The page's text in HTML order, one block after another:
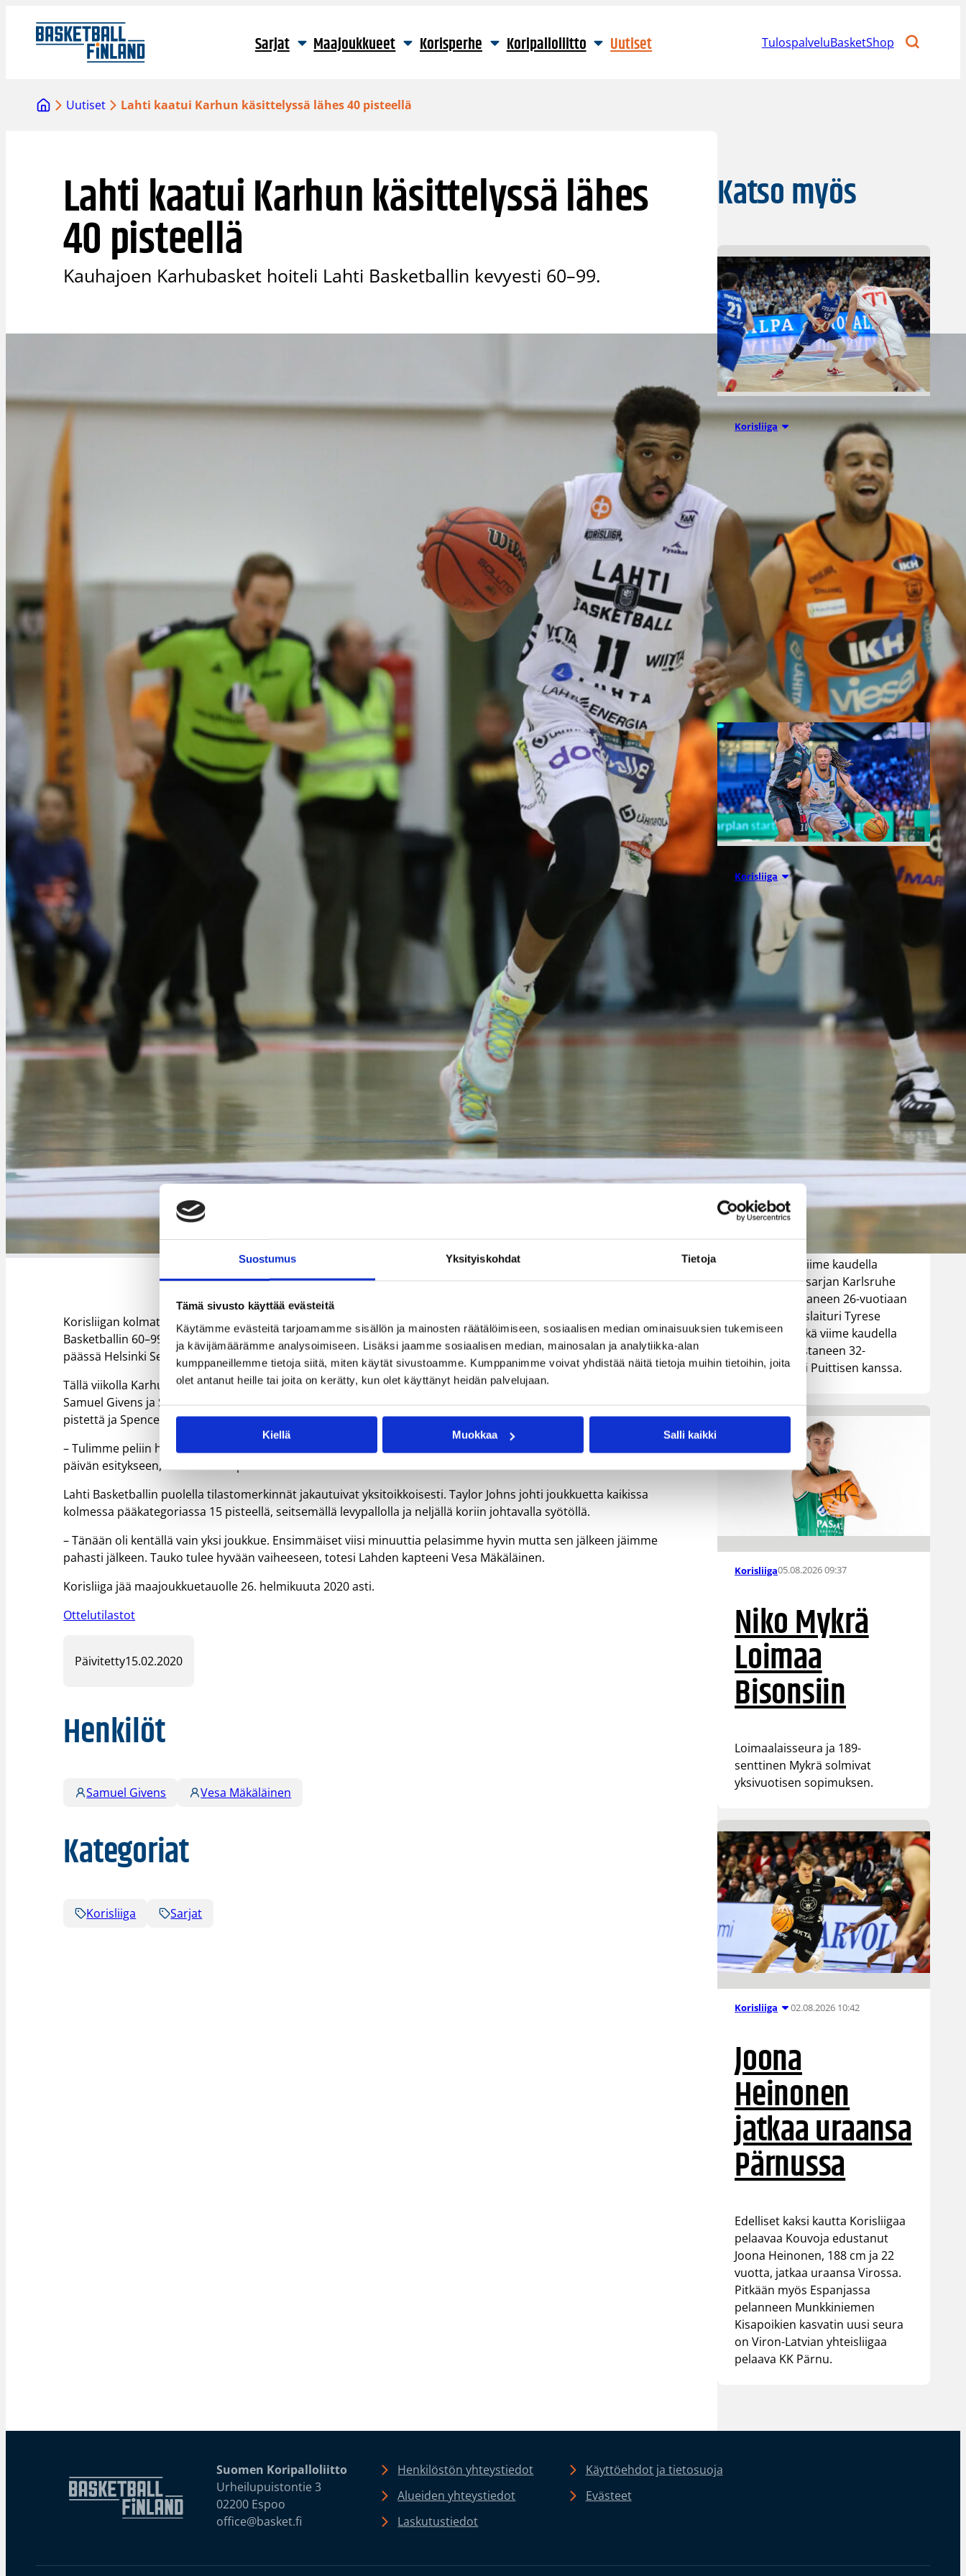
Suostumus Yksityiskohdat Tietoja
Tämä sivusto käyttää evästeitä
Käytämme evästeitä tarjoamamme sisällön ja mainosten räätälöimiseen, sosiaalisen median ominaisuuksien tukemiseen
ja kävijämäärämme analysoimiseen. Lisäksi jaamme sosiaalisen median, mainosalan ja analytiikka-alan
kumppaneillemme tietoja siitä, miten käytät sivustoamme. Kumppanimme voivat yhdistää näitä tietoja muihin tietoihin, joita
olet antanut heille tai joita on kerätty, kun olet käyttänyt heidän palvelujaan.
Kiellä Muokkaa Salli kaikki
sisältöön
Sarjat Maajoukkueet Korisperhe Koripalloliitto Uutiset TulospalveluBasketShop
Uutiset Lahti kaatui Karhun käsittelyssä lähes 40 pisteellä
Lahti kaatui Karhun käsittelyssä lähes
40 pisteellä
Kauhajoen Karhubasket hoiteli Lahti Basketballin kevyesti 60–99.
Courtney Stockard ja Cameron Jones kohtasivat kentällä. Kuva: Ville Vuorinen / Korisliiga
Korisliigan kolmatta sijaa pitävä Kauhajoen Karhubasket moukaroi playoff-viivan alapuolella olevan Lahti
Basketballin 60–99. Voiton myötä Kauhajoki on kahden sarjapisteen päässä Salon Vilppaasta ja neljän pisteen
päässä Helsinki Seagullsista.
Tällä viikolla Karhubasketin joukkueeseen kiinnitettyä Lucky Jonesia ei vielä päästy näkemään kentällä, mutta
Samuel Givens ja Skylar Spencer pitivät peliä pystyssä hyvin ilman hänen panostaankin. Givensille kertyi 18
pistettä ja Spencerille 15 pistettä ja 11 levypalloa.
– Tulimme peliin hyvin ja pidimme tilaa yllä koko ottelun ajan. Koko joukkue on varmasti tyytyväinen tämän
päivän esitykseen, kommentoi Spencer.
Lahti Basketballin puolella tilastomerkinnät jakautuivat yksitoikkoisesti. Taylor Johns johti joukkuetta kaikissa
kolmessa pääkategoriassa 15 pisteellä, seitsemällä levypallolla ja neljällä koriin johtavalla syötöllä.
– Tänään oli kentällä vain yksi joukkue. Ensimmäiset viisi minuuttia pelasimme hyvin mutta sen jälkeen jäimme
pahasti jälkeen. Tauko tulee hyvään vaiheeseen, totesi Lahden kapteeni Vesa Mäkäläinen.
Korisliiga jää maajoukkuetauolle 26. helmikuuta 2020 asti.
Ottelutilastot
Päivitetty15.02.2020
Henkilöt
Samuel Givens Vesa Mäkäläinen
Kategoriat
Korisliiga Sarjat
Katso myös
Korisliiga 07.08.2026 09:23
Daniel Dolenc
KTP-Basketin
haaviin
Dolenc on rakentanut pitkän
ammattilaisuran Suomen lisäksi
Ranskassa, Itävallassa,
Liettuassa, Romaniassa,
Bosniassa ja viimeksi Islannissa.
Korisliiga 05.08.2026 11:34
Seagulls
hankki taitoa
ja kokemusta
kokoonpanoo
nsa kahden
pelaajan
edestä
Helsinki Seagullsin kokoonpano
vahvistuu kahdella tuoreella
kasvolla. Joukkue on tehnyt
sopimukset viime kaudella
Saksan ProA-sarjan Karlsruhe
Lionsia edustaneen 26-vuotiaan
yhdysvaltalaislaituri Tyrese
Williamsin sekä viime kaudella
Kouvoja edustaneen 32-
vuotiaan Timi Puittisen kanssa.
Korisliiga05.08.2026 09:37
Niko Mykrä
Loimaa
Bisonsiin
Loimaalaisseura ja 189-
senttinen Mykrä solmivat
yksivuotisen sopimuksen.
Korisliiga 02.08.2026 10:42
Joona
Heinonen
jatkaa uraansa
Pärnussa
Edelliset kaksi kautta Korisliigaa
pelaavaa Kouvoja edustanut
Joona Heinonen, 188 cm ja 22
vuotta, jatkaa uraansa Virossa.
Pitkään myös Espanjassa
pelanneen Munkkiniemen
Kisapoikien kasvatin uusi seura
on Viron-Latvian yhteisliigaa
pelaava KK Pärnu.
Suomen Koripalloliitto
Urheilupuistontie 3
02200 Espoo
office@basket.fi
Henkilöstön yhteystiedot
Alueiden yhteystiedot
Laskutustiedot
Käyttöehdot ja tietosuoja
Evästeet